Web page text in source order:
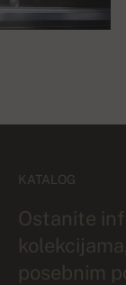
KATALOG
Ostanite
posebnim